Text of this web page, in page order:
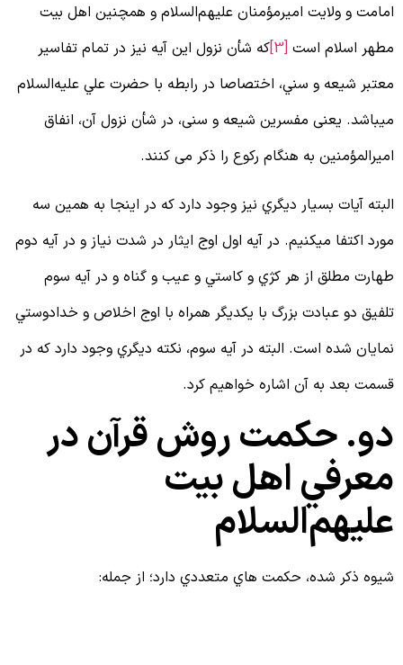
و ولایت امیرمؤمنان علیهم‌السلام و همچنین اهل بیت
اسلام است[3]
که شأن نزول اين آيه نيز در تمام تفاسير
شيعه و سني، اختصاصا در رابطه با حضرت علي علیه‌السلام
یعنی مفسرین شیعه و سنی، در شأن نزول آن، انفاق
به هنگام رکوع را ذکر می کنند.
آيات بسيار ديگري نيز وجود دارد كه در اينجا به همين سه
اكتفا مي‏كنيم. در آيه اول اوج ايثار در شدت نياز و در آيه دوم
مطلق از هر كژي و كاستي و عيب و گناه و در آيه سوم
دو عبادت بزرگ با يكديگر همراه با اوج اخلاص و خدادوستي
شده است. البته در آيه سوم، نكته ديگري وجود دارد كه در
بعد به آن اشاره خواهيم كرد.
حكمت روش قرآن در
اهل بيت
ذكر شده، حكمت هاي متعددي دارد؛ از جمله: